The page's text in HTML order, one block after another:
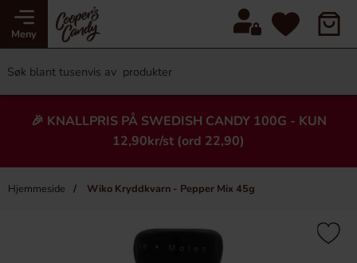
Meny
🎉 KNALLPRIS PÅ SWEDISH CANDY 100G - KUN
12,90kr/st (ord 22,90)
Hjemmeside Wiko Kryddkvarn - Pepper Mix 45g
Heading
×